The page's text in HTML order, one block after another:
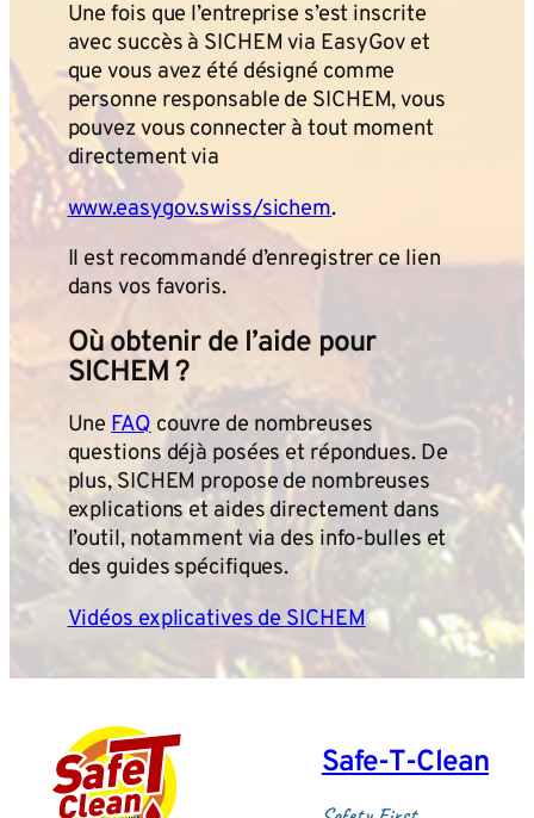
Une fois que l’entreprise s’est inscrite
avec succès à SICHEM via EasyGov et
que vous avez été désigné comme
personne responsable de SICHEM, vous
pouvez vous connecter à tout moment
directement via
www.easygov.swiss/sichem.
Il est recommandé d’enregistrer ce lien
dans vos favoris.
Où obtenir de l’aide pour
SICHEM ?
UneFAQcouvre de nombreuses
questions déjà posées et répondues. De
plus, SICHEM propose de nombreuses
explications et aides directement dans
l’outil, notamment via des info-bulles et
des guides spécifiques.
Vidéos explicatives de SICHEM
Safe‑T‑Clean